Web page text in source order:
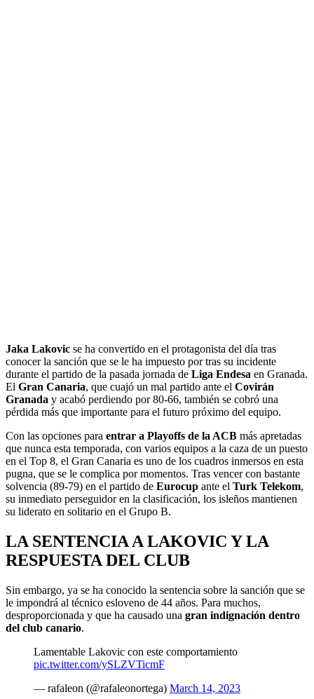
Jaka Lakovic se ha convertido en el protagonista del día tras
conocer la sanción que se le ha impuesto por tras su incidente
durante el partido de la pasada jornada de Liga Endesa en Granada.
El Gran Canaria, que cuajó un mal partido ante el Covirán
Granada y acabó perdiendo por 80-66, también se cobró una
pérdida más que importante para el futuro próximo del equipo.
Con las opciones para entrar a Playoffs de la ACB más apretadas
que nunca esta temporada, con varios equipos a la caza de un puesto
en el Top 8, el Gran Canaria es uno de los cuadros inmersos en esta
pugna, que se le complica por momentos. Tras vencer con bastante
solvencia (89-79) en el partido de Eurocup ante el Turk Telekom,
su inmediato perseguidor en la clasificación, los isleños mantienen
su liderato en solitario en el Grupo B.
LA SENTENCIA A LAKOVIC Y LA
RESPUESTA DEL CLUB
Sin embargo, ya se ha conocido la sentencia sobre la sanción que se
le impondrá al técnico esloveno de 44 años. Para muchos,
desproporcionada y que ha causado una gran indignación dentro
del club canario.
Lamentable Lakovic con este comportamiento
pic.twitter.com/ySLZVTicmF
— rafaleon (@rafaleonortega) March 14, 2023